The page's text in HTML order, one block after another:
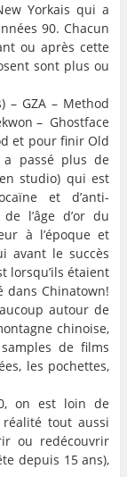
Yorkais qui a
90. Chacun
ou après cette
sont plus ou
– GZA – Method
– Ghostface
et pour finir Old
passé plus de
studio) qui est
et d’anti-
l’âge d’or du
à l’époque et
avant le succès
lorsqu’ils étaient
Chinatown!
autour de
chinoise,
de films
les pochettes,
on est loin de
réalité tout aussi
ou redécouvrir
depuis 15 ans),